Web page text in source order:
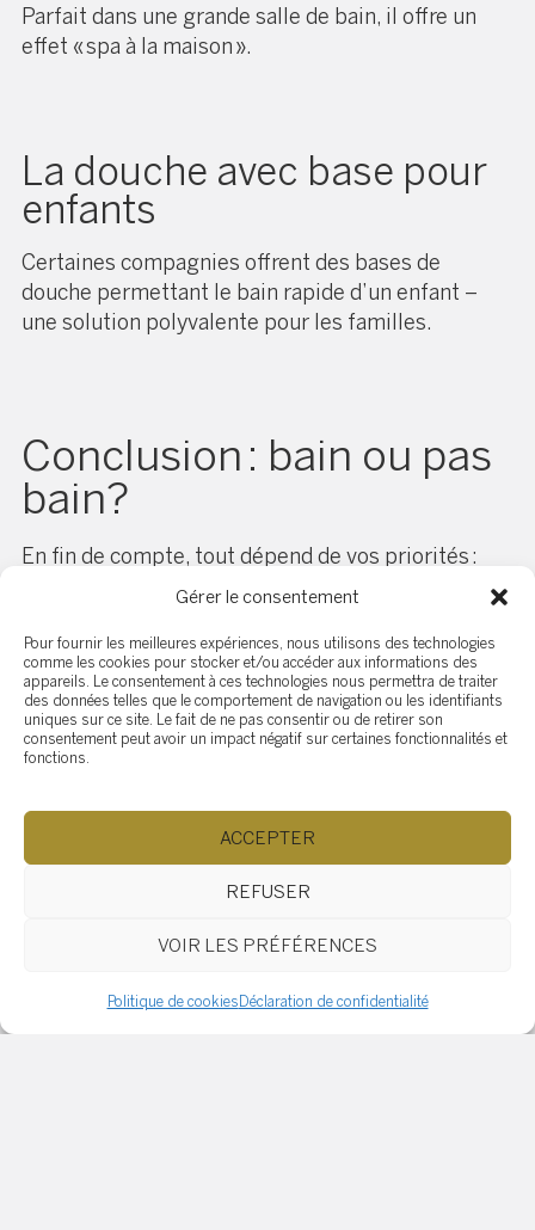
Gérer le consentement
Pour fournir les meilleures expériences, nous utilisons des technologies
comme les cookies pour stocker et/ou accéder aux informations des
appareils. Le consentement à ces technologies nous permettra de traiter
des données telles que le comportement de navigation ou les identifiants
uniques sur ce site. Le fait de ne pas consentir ou de retirer son
consentement peut avoir un impact négatif sur certaines fonctionnalités et
fonctions.
ACCEPTER
REFUSER
VOIR LES PRÉFÉRENCES
Politique de cookies Déclaration de confidentialité
Parfait dans une grande salle de bain, il offre un
effet « spa à la maison ».
La douche avec base pour
enfants
Certaines compagnies offrent des bases de
douche permettant le bain rapide d’un enfant –
une solution polyvalente pour les familles.
Conclusion : bain ou pas
bain?
En fin de compte, tout dépend de vos priorités :
Si vous misez sur votre confort personnel
une douche moderne peut être un excellent
choix.
Si vous pensez à la revente, gardez en tête
les attentes des acheteurs dans votre
Parlez-en à un
professionnel!
Vous planifiez rénover votre salle de bain et